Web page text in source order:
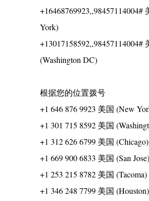
+16468769923,,98457114004#
York)
+13017158592,,98457114004#
(Washington DC)
根据您的位置拨号
+1 646 876 9923 美国 (New
+1 301 715 8592 美国
+1 312 626 6799 美国 (Chicago)
+1 669 900 6833 美国 (San Jose)
+1 253 215 8782 美国 (Tacoma)
+1 346 248 7799 美国 (Houston)